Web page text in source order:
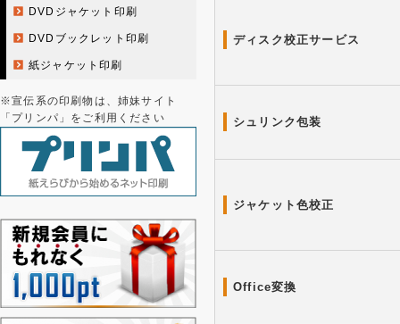
DVDジャケット印刷
DVDブックレット印刷
紙ジャケット印刷
※宣伝系の印刷物は、姉妹サイト
「プリンパ」をご利用ください
ディスク校正サービス
シュリンク包装
ジャケット色校正
Office変換